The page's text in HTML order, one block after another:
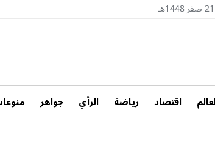
اقتصاد رياضة الرأي جواهر